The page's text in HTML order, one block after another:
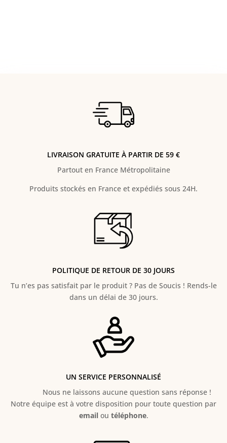
LIVRAISON GRATUITE À PARTIR DE 59 €
Partout en France Métropolitaine
Produits stockés en France et expédiés sous 24H.
POLITIQUE DE RETOUR DE 30 JOURS
Tu n’es pas satisfait par le produit ? Pas de Soucis ! Rends-le
dans un délai de 30 jours.
UN SERVICE PERSONNALISÉ
Nous ne laissons aucune question sans réponse !
Notre équipe est à votre disposition pour toute question par
emailou téléphone.